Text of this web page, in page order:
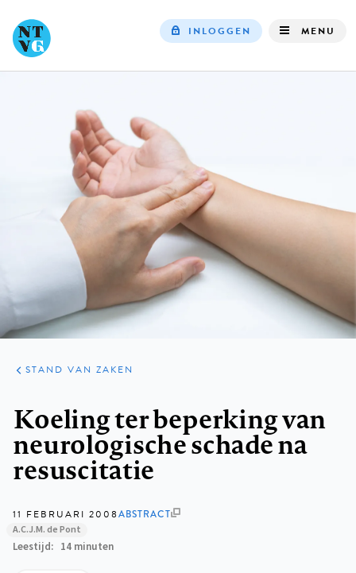
INLOGGEN MENU
ARTIKELEN
PRAKTIJK
STAND VAN ZAKEN
Koeling ter beperking van
neurologische schade na
resuscitatie
11 FEBRUARI 2008ABSTRACT
A.C.J.M. de Pont
Leestijd 14 minuten